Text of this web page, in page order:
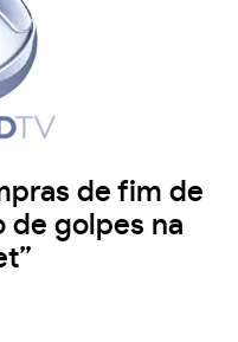
de fim de
de golpes na